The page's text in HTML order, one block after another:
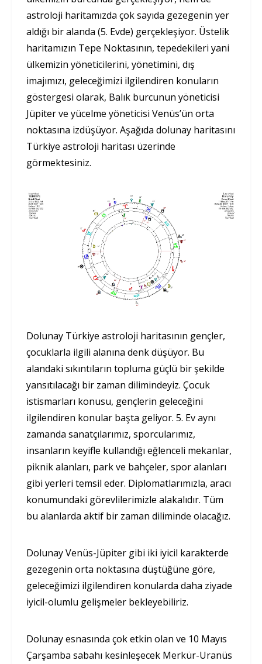
astroloji haritamızda çok sayıda gezegenin yer
aldığı bir alanda (5. Evde) gerçekleşiyor. Üstelik
haritamızın Tepe Noktasının, tepedekileri yani
ülkemizin yöneticilerini, yönetimini, dış
imajımızı, geleceğimizi ilgilendiren konuların
göstergesi olarak, Balık burcunun yöneticisi
Jüpiter ve yücelme yöneticisi Venüs’ün orta
noktasına izdüşüyor. Aşağıda dolunay haritasını
Türkiye astroloji haritası üzerinde
görmektesiniz.
Dolunay Türkiye astroloji haritasının gençler,
çocuklarla ilgili alanına denk düşüyor. Bu
alandaki sıkıntıların topluma güçlü bir şekilde
yansıtılacağı bir zaman dilimindeyiz. Çocuk
istismarları konusu, gençlerin geleceğini
ilgilendiren konular başta geliyor. 5. Ev aynı
zamanda sanatçılarımız, sporcularımız,
insanların keyifle kullandığı eğlenceli mekanlar,
piknik alanları, park ve bahçeler, spor alanları
gibi yerleri temsil eder. Diplomatlarımızla, aracı
konumundaki görevlilerimizle alakalıdır. Tüm
bu alanlarda aktif bir zaman diliminde olacağız.
Dolunay Venüs-Jüpiter gibi iki iyicil karakterde
gezegenin orta noktasına düştüğüne göre,
geleceğimizi ilgilendiren konularda daha ziyade
iyicil-olumlu gelişmeler bekleyebiliriz.
Dolunay esnasında çok etkin olan ve 10 Mayıs
Çarşamba sabahı kesinleşecek Merkür-Uranüs